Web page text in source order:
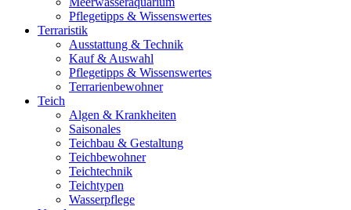
Pflegetipps & Wissenswertes
Terraristik
Ausstattung & Technik
Kauf & Auswahl
Pflegetipps & Wissenswertes
Terrarienbewohner
Teich
Algen & Krankheiten
Saisonales
Teichbau & Gestaltung
Teichbewohner
Teichtechnik
Teichtypen
Wasserpflege